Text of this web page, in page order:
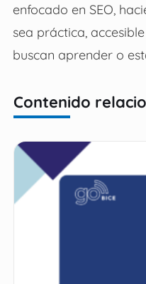
enfocado en SEO,
sea práctica,
buscan aprender o
Contenido